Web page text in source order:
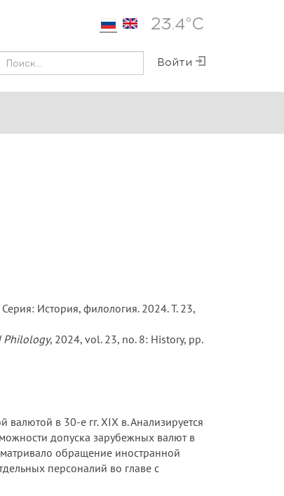
23.4°С
Войти
История, филология. 2024. Т. 23,
Philology, 2024, vol. 23, no. 8: History, pp.
в 30-е гг. XIX в. Анализируется
допуска зарубежных валют в
обращение иностранной
персоналий во главе с